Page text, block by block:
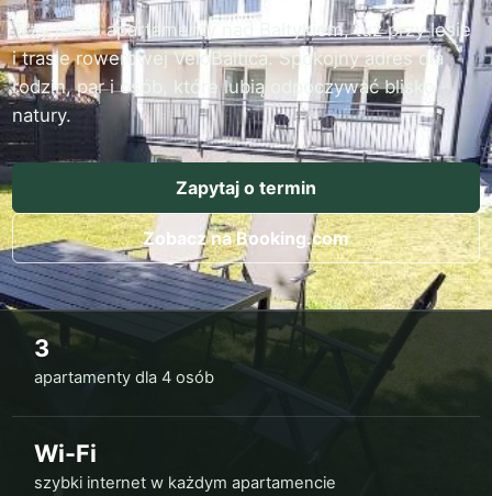
Trzy jasne apartamenty nad Bałtykiem, tuż przy lesie
i trasie rowerowej VeloBaltica. Spokojny adres dla
rodzin, par i osób, które lubią odpoczywać blisko
natury.
Zapytaj o termin
Zobacz na Booking.com
3
apartamenty dla 4 osób
Wi-Fi
szybki internet w każdym apartamencie